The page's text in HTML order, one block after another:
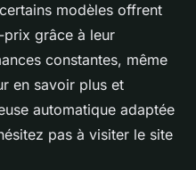
modèles offrent
grâce à leur
constantes, même
en savoir plus et
automatique adaptée
pas à visiter le site